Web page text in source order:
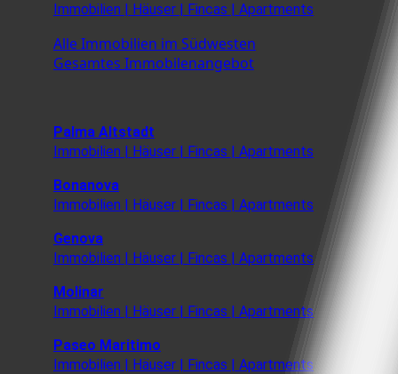
Immobilien | Häuser | Fincas | Apartments
Alle Immobilien im Südwesten
Gesamtes Immobilenangebot
Palma Altstadt
Immobilien | Häuser | Fincas | Apartments
Bonanova
Immobilien | Häuser | Fincas | Apartments
Genova
Immobilien | Häuser | Fincas | Apartments
Molinar
Immobilien | Häuser | Fincas | Apartments
Paseo Maritimo
Immobilien | Häuser | Fincas | Apartments